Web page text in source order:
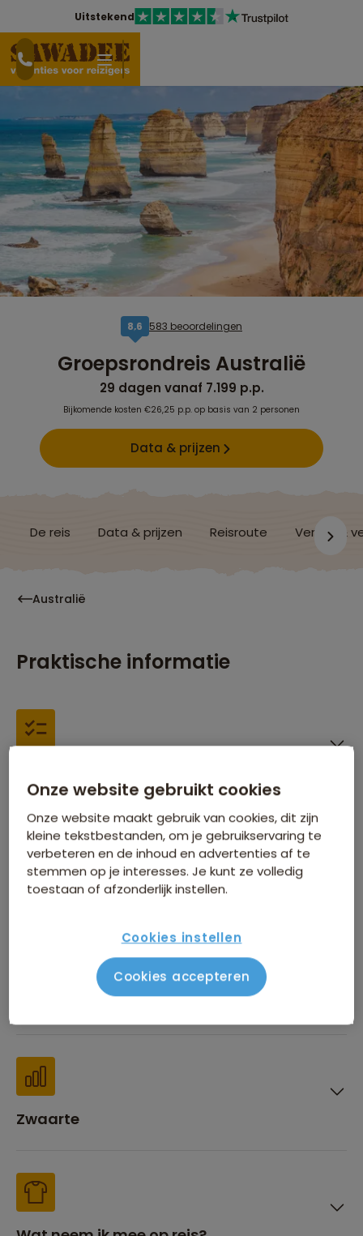
Uitstekend
8,6 583 beoordelingen
Groepsrondreis Australië
29 dagen vanaf 7.199 p.p.
Bijkomende kosten €26,25 p.p. op basis van 2 personen
Data & prijzen
De reis Data & prijzen Reisroute Verblijf &
Australië
Praktische informatie
Financiën
Beste reistijd
Zwaarte
Onze website gebruikt cookies
Onze website maakt gebruik van cookies, dit zijn
kleine tekstbestanden, om je gebruikservaring te
verbeteren en de inhoud en advertenties af te
stemmen op je interesses. Je kunt ze volledig
toestaan of afzonderlijk instellen.
Cookies instellen
Cookies accepteren